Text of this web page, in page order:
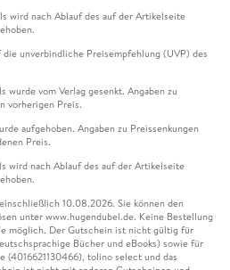
wird nach Ablauf des auf der Artikelseite
unverbindliche Preisempfehlung (UVP) des
wurde vom Verlag gesenkt. Angaben zu
vorherigen Preis.
aufgehoben. Angaben zu Preissenkungen
Preis.
wird nach Ablauf des auf der Artikelseite
10.08.2026. Sie können den
unter www.hugendubel.de. Keine Bestellung
möglich. Der Gutschein ist nicht gültig für
Bücher und eBooks) sowie für
(4016621130466), tolino select und das